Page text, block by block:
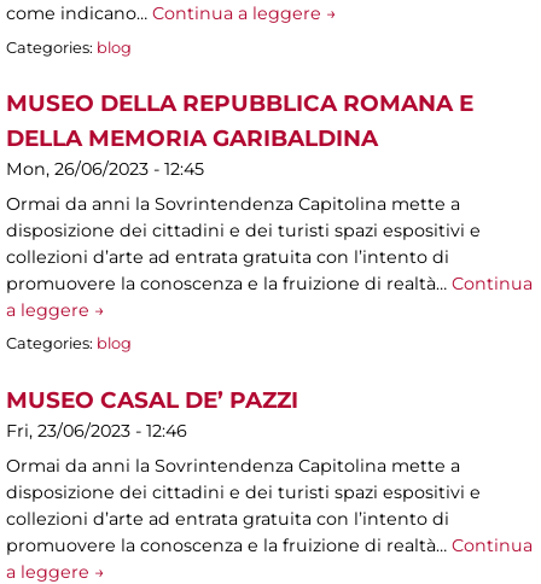
come indicano… Continua a leggere →
Categories: blog
MUSEO DELLA REPUBBLICA ROMANA E
DELLA MEMORIA GARIBALDINA
Mon, 26/06/2023 - 12:45
Ormai da anni la Sovrintendenza Capitolina mette a
disposizione dei cittadini e dei turisti spazi espositivi e
collezioni d’arte ad entrata gratuita con l’intento di
promuovere la conoscenza e la fruizione di realtà… Continua
a leggere →
Categories: blog
MUSEO CASAL DE’ PAZZI
Fri, 23/06/2023 - 12:46
Ormai da anni la Sovrintendenza Capitolina mette a
disposizione dei cittadini e dei turisti spazi espositivi e
collezioni d’arte ad entrata gratuita con l’intento di
promuovere la conoscenza e la fruizione di realtà… Continua
a leggere →